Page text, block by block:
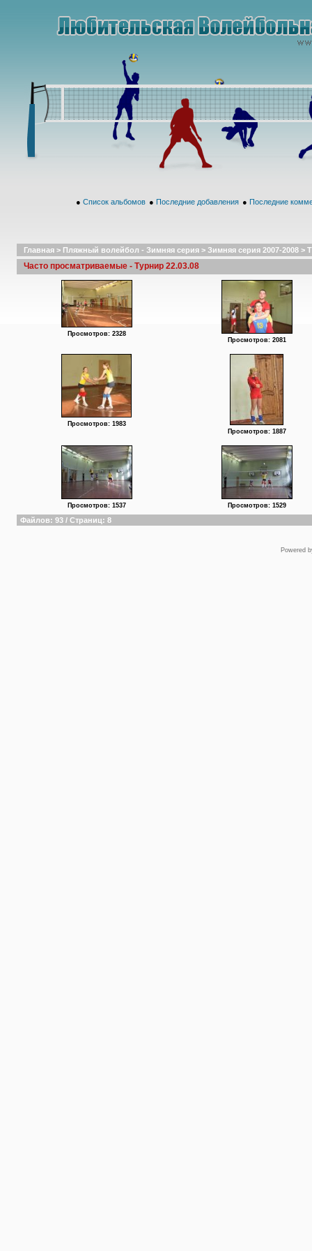
● Список альбомов ● Последние добавления ● Последние
Главная > Пляжный волейбол - Зимняя серия > Зимняя серия 2007-2008 >
Часто просматриваемые - Турнир 22.03.08
Просмотров: 2328
Просмотров: 2081
Просмотров: 1983
Просмотров: 1887
Просмотров: 1537 Просмотров: 1529
Файлов: 93 / Страниц: 8
Powered